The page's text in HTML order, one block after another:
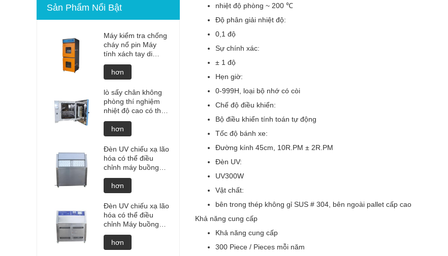
nhiệt độ phòng ~ 200 ℃
Độ phân giải nhiệt độ:
0,1 độ
Sự chính xác:
± 1 độ
Hẹn giờ:
0-999H, loại bộ nhớ có còi
Chế độ điều khiển:
Bộ điều khiển tính toán tự động
Tốc độ bánh xe:
Đường kính 45cm, 10R.PM ± 2R.PM
Đèn UV:
UV300W
Vật chất:
bên trong thép không gỉ SUS # 304, bên ngoài pallet cấp cao
Khả năng cung cấp
Khả năng cung cấp
300 Piece / Pieces mỗi năm
Sản Phẩm Nổi Bật
Máy kiểm tra chống
cháy nổ pin Máy
tính xách tay di
động chất lượng
cao Pin Lithium nổ
thử nghiệm nổ Máy
kiểm tra pin Máy
kiểm tra pin giá sản
xuất
hơn
lò sấy chân không
phòng thí nghiệm
nhiệt độ cao có thể
lập trình lò sấy chân
không giá buồng
khử khí chân không
của lò tùy chỉnh
thiết bị sấy chân
không
hơn
Đèn UV chiếu xạ lão
hóa có thể điều
chỉnh máy buồng
thử nghiệm kiểm tra
thời tiết UV Buồng
lão hóa UV kiểm tra
thời tiết gia tốc
hơn
Đèn UV chiếu xạ lão
hóa có thể điều
chỉnh Máy buồng
thử nghiệm thời tiết
UV Buồng lão hóa
UV Máy kiểm tra
hơn